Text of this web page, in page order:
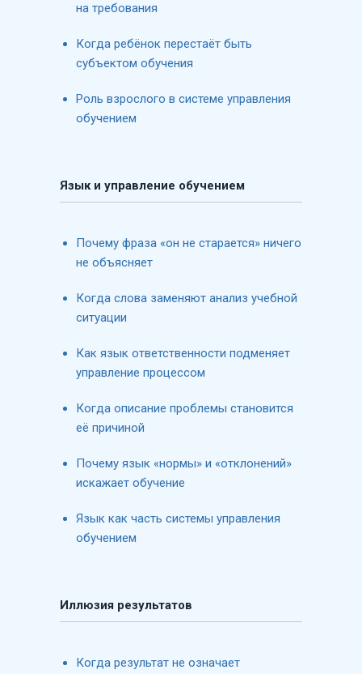
на требования
Когда ребёнок перестаёт быть
субъектом обучения
Роль взрослого в системе управления
обучением
Язык и управление обучением
Почему фраза «он не старается» ничего
не объясняет
Когда слова заменяют анализ учебной
ситуации
Как язык ответственности подменяет
управление процессом
Когда описание проблемы становится
её причиной
Почему язык «нормы» и «отклонений»
искажает обучение
Язык как часть системы управления
обучением
Иллюзия результатов
Когда результат не означает